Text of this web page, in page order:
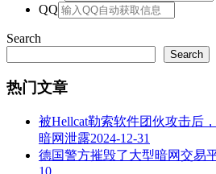
QQ
Search
Search
热门文章
被Hellcat勒索软件团伙攻击后
暗网泄露2024-12-31
德国警方摧毁了大型暗网交易